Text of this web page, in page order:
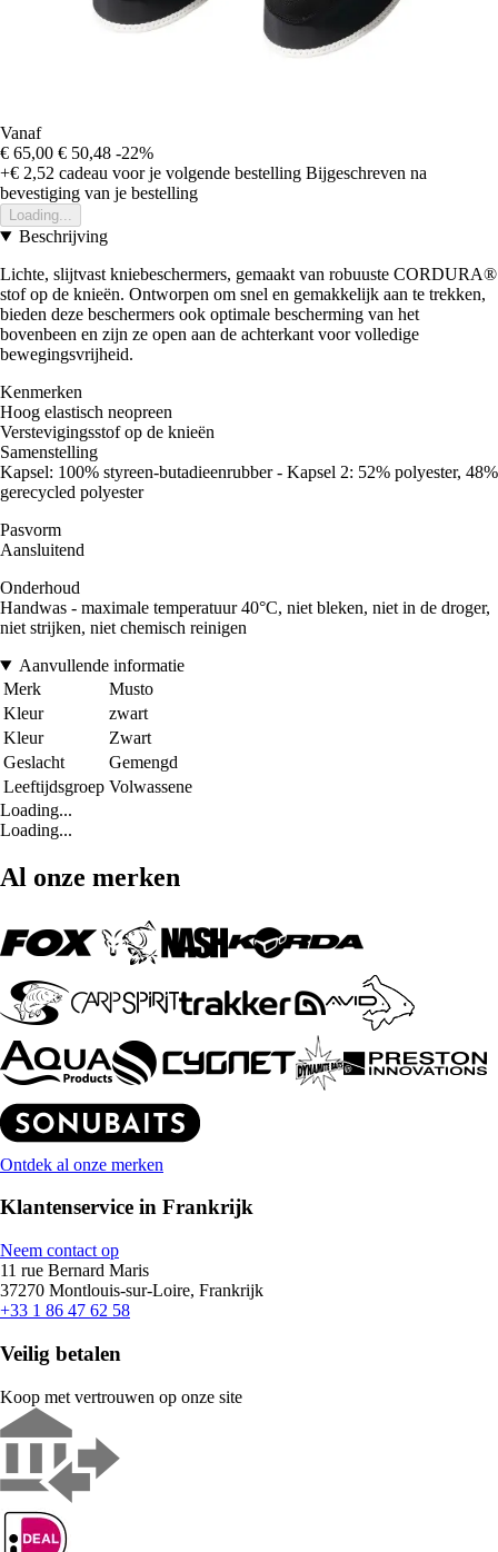
Vanaf
€ 65,00 € 50,48 -22%
+€ 2,52 cadeau voor je volgende bestelling Bijgeschreven na
bevestiging van je bestelling
Loading...
Beschrijving
Lichte, slijtvast kniebeschermers, gemaakt van robuuste CORDURA®
stof op de knieën. Ontworpen om snel en gemakkelijk aan te trekken,
bieden deze beschermers ook optimale bescherming van het
bovenbeen en zijn ze open aan de achterkant voor volledige
bewegingsvrijheid.
Kenmerken
Hoog elastisch neopreen
Verstevigingsstof op de knieën
Samenstelling
Kapsel: 100% styreen-butadieenrubber - Kapsel 2: 52% polyester, 48%
gerecycled polyester
Pasvorm
Aansluitend
Onderhoud
Handwas - maximale temperatuur 40°C, niet bleken, niet in de droger,
niet strijken, niet chemisch reinigen
Aanvullende informatie
Merk
Musto
Kleur
zwart
Kleur
Zwart
Geslacht
Gemengd
Leeftijdsgroep Volwassene
Loading...
Loading...
Al onze merken
Ontdek al onze merken
Klantenservice in Frankrijk
Neem contact op
11 rue Bernard Maris
37270 Montlouis-sur-Loire, Frankrijk
+33 1 86 47 62 58
Veilig betalen
Koop met vertrouwen op onze site